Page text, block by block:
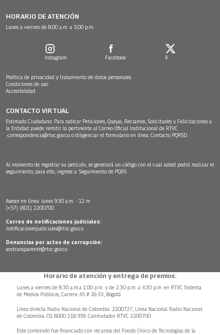
HORARIO DE ATENCIÓN
Lunes a viernes de 8:00 a.m. a 5:00 p.m.
Instagram Facebook X
Política de privacidad y tratamiento de datos personales
Condiciones de uso
Accesibilidad
CONTACTO VIRTUAL
Estimado Ciudadano: Para radicar Peticiones, Quejas, Reclamos, Solicitudes y Felicitaciones a
la Entidad puede remitir lo pertinente al Correo Oficial Institucional de RTVC
correspondencia@rtvc.gov.co o diligenciar el formulario en línea: Contacto PQRSD.
Al momento de registrar su petición, se generará un código con el cual usted podrá realizar el
seguimiento, para ello, ingrese a: Seguimiento de PQRS
Asesor en línea: lunes 9:30 a.m. - 12 m
(+57) (601) 2200700
Correo de notificaciones judiciales:
notificacionesjudiciales@rtvc.gov.co
Denuncias por actos de corrupción:
soytransparente@rtvc.gov.co
Horario de atención y entrega de premios:
Lunes a viernes de 8:30 a.m.a 1:00 p.m. y de 2:30 p.m. a 4:30 p.m. en RTVC Sistema
de Medios Públicos, Carrera 45 # 26-33, Bogotá.
Línea directa Radio Nacional de Colombia: 2200727, Línea Nacional Radio Nacional
de Colombia: 01 8000 118 959. Conmutador RTVC 2200700
Este contenido fue financiado con recursos del Fondo Único de Tecnologías de la